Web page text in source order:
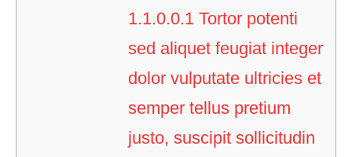
1.1.0.0.1 Tortor potenti
sed aliquet feugiat integer
dolor vulputate ultricies et
semper tellus pretium
justo, suscipit sollicitudin